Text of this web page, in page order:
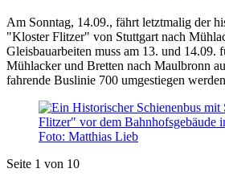
Am Sonntag, 14.09., fährt letztmalig der
"Kloster Flitzer" von Stuttgart nach
Gleisbauarbeiten muss am 13. und 14.09.
Mühlacker und Bretten nach Maulbronn
fahrende Buslinie 700 umgestiegen
Foto: Matthias Lieb
Seite 1 von 10